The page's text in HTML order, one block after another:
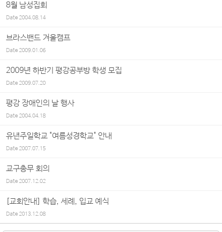
8월 남성집회
Date2004.08.14
브라스밴드 겨울캠프
Date2009.01.06
2009년 하반기 평강공부방 학생 모집
Date2009.07.20
평강 장애인의 날 행사
Date2004.04.18
유년주일학교 "여름성경학교" 안내
Date2007.07.15
교구총무 회의
Date2007.12.02
[교회안내] 학습, 세례, 입교 예식
Date2013.12.08